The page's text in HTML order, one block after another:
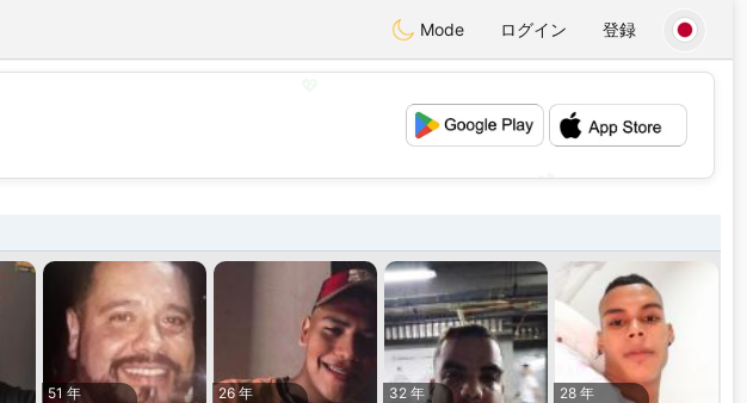
Mode ログイン 登録
💕
51 年
26 年
32 年
28 年